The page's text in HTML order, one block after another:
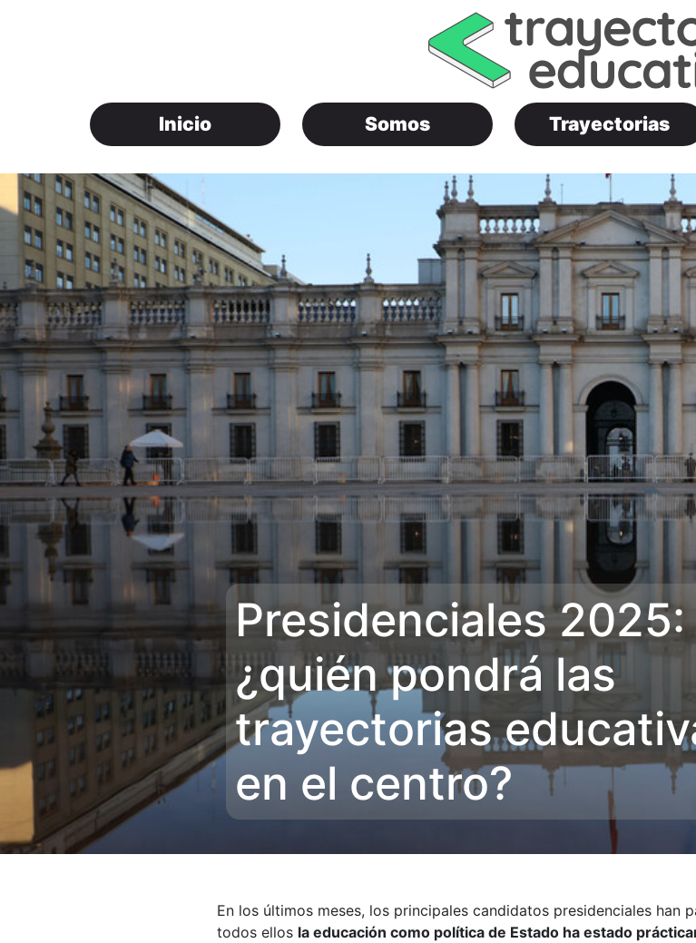
Inicio Somos Trayectorias
Presidenciales 2025:
¿quién pondrá las
trayectorias
en el centro?
En los últimos meses, los principales candidatos presidenciales han
todos ellos la educación como política de Estado ha estado